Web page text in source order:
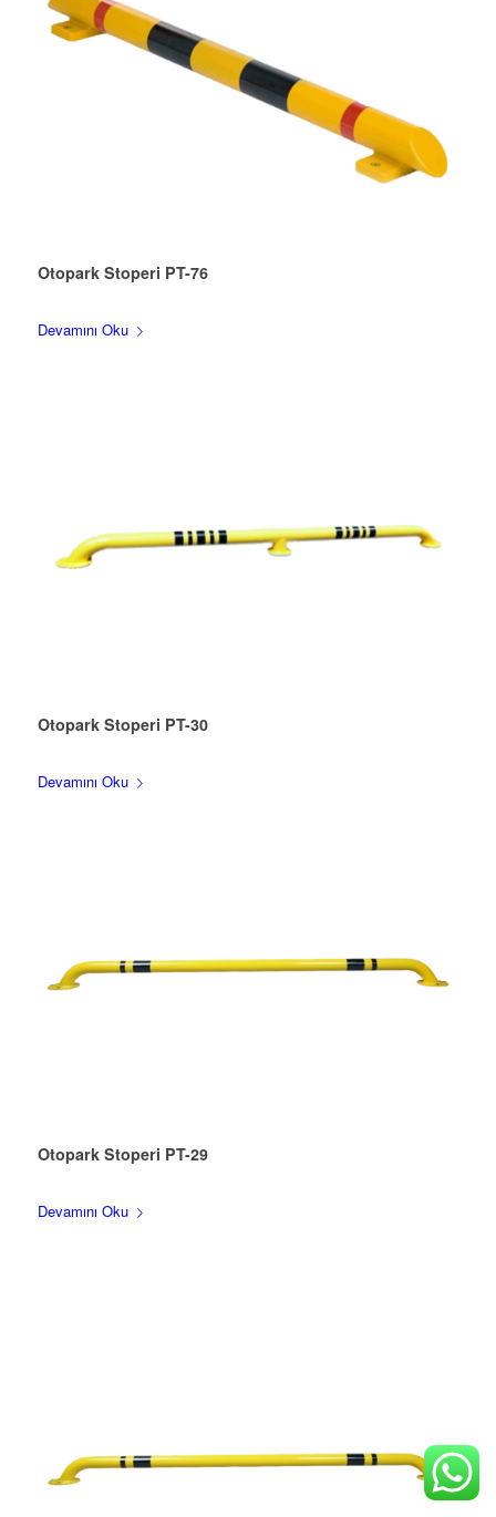
Otopark Stoperi PT-76
Devamını Oku
Otopark Stoperi PT-30
Devamını Oku
Otopark Stoperi PT-29
Devamını Oku